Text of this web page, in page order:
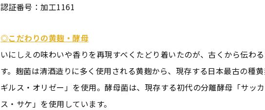
認証番号：加工1161
◎こだわりの黄麹・酵母
いにしえの味わいや香りを再現すべくたどり着いたのが、古くから伝わ
す。麹菌は清酒造りに多く使用される黄麹から、現存する日本最古の種
ギルス・オリゼー」を使用。酵母菌は、現存する初代の分離酵母「サッ
ス・サケ」を使用しています。